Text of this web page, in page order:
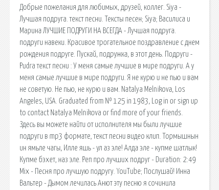
Добрые пожелания для любимых, друзей, коллег. Siya -
Лучшая подруга. текст песни. Тексты песен; Siya; Василиса и
Марина ЛУЧШИЕ ПОДРУГИ НА ВСЕГДА - Лучшая подруга.
подруги навеки. Красивое трогательное поздравление с днем
рождения подруге. Пускай, подружка, в этот день. Подруги -
Pudra текст песни : У меня самые лучшие в мире подруги. А у
меня самые лучшие в мире подруги. Я не курю и не пью и вам
не советую. Не пью, не курю и вам. Natalya Melnikova, Los
Angeles, USA. Graduated from № 125 in 1983, Log in or sign up
to contact Natalya Melnikova or find more of your friends.
Здесь вы можете найти от исполнителя мы были лучшие
подруги в mp3 формате, текст песни видео клип. Тормышнын
ин ямьле чагы, Илле яшь - ул аз эле! Алда эле - купме шатлык!
Купме бэхет, наз эле. Реп про лучших подруг - Duration: 2:49
Mix - Песня про лучшую подругу. YouTube; Послушай! Инна
Вальтер - Дымом лечилась Анют эту песню я сочинила